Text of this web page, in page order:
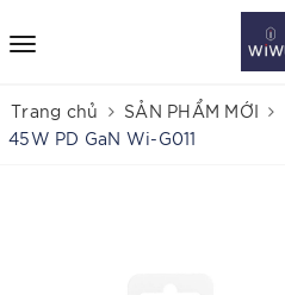
Trang chủ SẢN PHẨM MỚI
45W PD GaN Wi-G011